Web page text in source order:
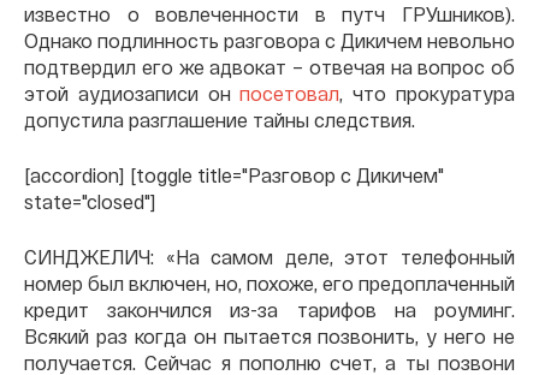
известно о вовлеченности в путч ГРУшников).
Однако подлинность разговора с Дикичем невольно
подтвердил его же адвокат – отвечая на вопрос об
этой аудиозаписи онпосетовал , что прокуратура
допустила разглашение тайны следствия.
[accordion] [toggle title="Разговор с Дикичем"
state="closed"]
СИНДЖЕЛИЧ: «На самом деле, этот телефонный
номер был включен, но, похоже, его предоплаченный
кредит закончился из-за тарифов на роуминг.
Всякий раз когда он пытается позвонить, у него не
получается. Сейчас я пополню счет, а ты позвони